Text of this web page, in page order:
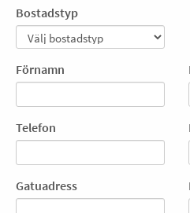
Bostadstyp
Förnamn
Telefon
Gatuadress